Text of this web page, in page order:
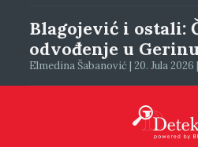
Blagojević i ostali:
odvođenje u
Elmedina Šabanović | 20. Jula 2026